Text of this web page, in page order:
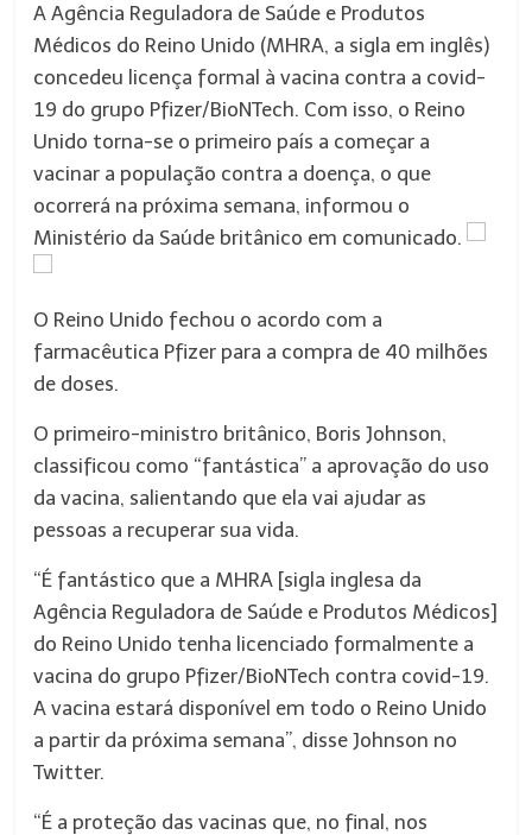
A Agência Reguladora de Saúde e Produtos
Médicos do Reino Unido (MHRA, a sigla em inglês)
concedeu licença formal à vacina contra a covid-
19 do grupo Pfizer/BioNTech. Com isso, o Reino
Unido torna-se o primeiro país a começar a
vacinar a população contra a doença, o que
ocorrerá na próxima semana, informou o
Ministério da Saúde britânico em comunicado.
O Reino Unido fechou o acordo com a
farmacêutica Pfizer para a compra de 40 milhões
de doses.
O primeiro-ministro britânico, Boris Johnson,
classificou como “fantástica” a aprovação do uso
da vacina, salientando que ela vai ajudar as
pessoas a recuperar sua vida.
“É fantástico que a MHRA [sigla inglesa da
Agência Reguladora de Saúde e Produtos Médicos]
do Reino Unido tenha licenciado formalmente a
vacina do grupo Pfizer/BioNTech contra covid-19.
A vacina estará disponível em todo o Reino Unido
a partir da próxima semana”, disse Johnson no
Twitter.
“É a proteção das vacinas que, no final, nos